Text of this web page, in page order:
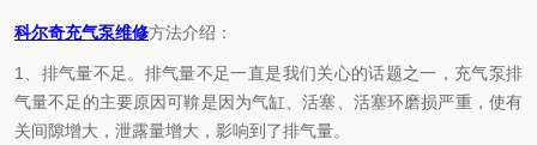
科尔奇充气泵维修方法介绍：
1、排气量不足。排气量不足一直是我们关心的话题之一，充气泵排
气量不足的主要原因可鞥是因为气缸、活塞、活塞环磨损严重，使有
关间隙增大，泄露量增大，影响到了排气量。